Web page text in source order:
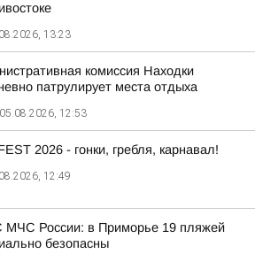
13:23
комиссия Находки
патрулирует места отдыха
05.08.2026, 12:53
2026 - гонки, гребля, карнавал!
12:49
России: в Приморье 19 пляжей
безопасны